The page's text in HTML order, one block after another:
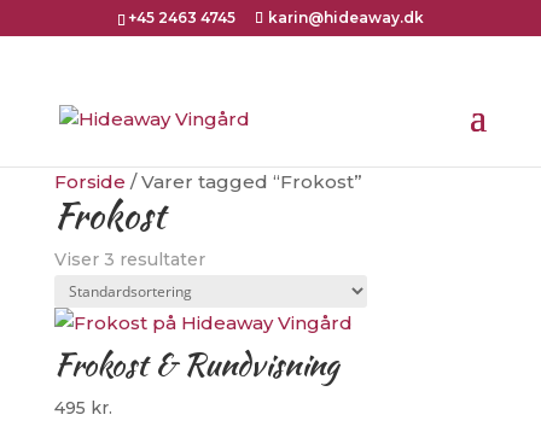
+45 2463 4745 karin@hideaway.dk
Forside / Varer tagged “Frokost”
Frokost
Viser 3 resultater
Frokost & Rundvisning
495 kr.